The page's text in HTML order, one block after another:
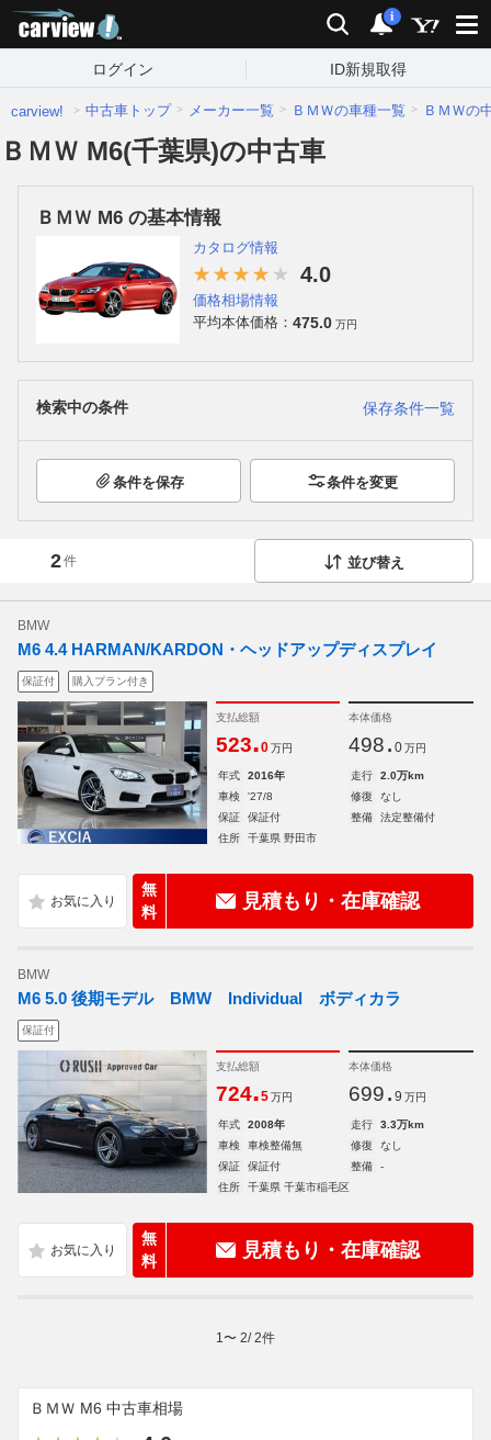
検索 通知
i
ログイン ID新規取得
carview! 中古車トップ メーカー一覧 ＢＭＷの車種一覧 ＢＭＷの
ＢＭＷ M6(千葉県)の中古車
ＢＭＷ M6 の基本情報
カタログ情報
4.0
価格相場情報
平均本体価格： 475.0 万円
検索中の条件 保存条件一覧
条件を保存 条件を変更
2件 並び替え
BMW
M6 4.4 HARMAN/KARDON・ヘッドアップディスプレイ
保証付 購入プラン付き
支払総額
523.0 万円
本体価格
498. 0 万円
年式 2016年 走行
2.0万km
車検
'27/8 修復
なし
保証
保証付 整備
法定整備付
住所
千葉県 野田市
無
料
見積もり・在庫確認
BMW
M6 5.0 後期モデル BMW Individual ボディカラ
保証付
支払総額
724.5 万円
本体価格
699. 9 万円
年式 2008年 走行
3.3万km
車検
車検整備無 修復
なし
保証
保証付 整備
-
住所
千葉県 千葉市稲毛区
無
料
見積もり・在庫確認
1 〜 2/2件
ＢＭＷ M6 中古車相場